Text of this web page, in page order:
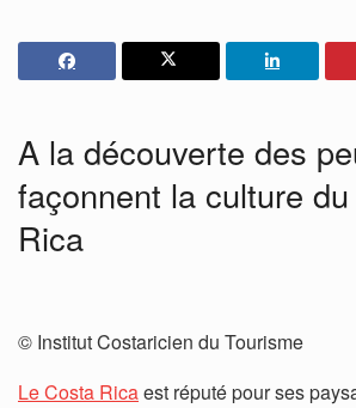
A la découverte des
façonnent la culture
Rica
© Institut Costaricien du Tourisme
Le Costa Ricaest réputé pour ses